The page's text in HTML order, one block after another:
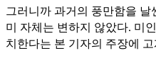
그러니까 과거의 풍만함을
미 자체는 변하지 않았다. 미
치한다는 본 기자의 주장에